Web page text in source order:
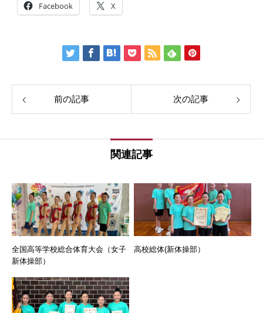
Facebook X
前の記事 次の記事
関連記事
全国高等学校総合体育大会（女子
新体操部）
高校総体(新体操部）